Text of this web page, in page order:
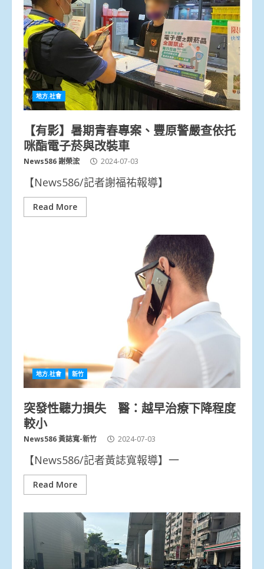
地方.社會
【有影】暑期青春專案、豐原警嚴查依托
咪酯電子菸與改裝車
News586 謝榮浤 2024-07-03
【News586/記者謝福祐報導】
Read More
地方.社會 新竹
突發性聽力損失 醫：越早治療下降程度
較小
News586 黃誌寬-新竹 2024-07-03
【News586/記者黃誌寬報導】一
Read More